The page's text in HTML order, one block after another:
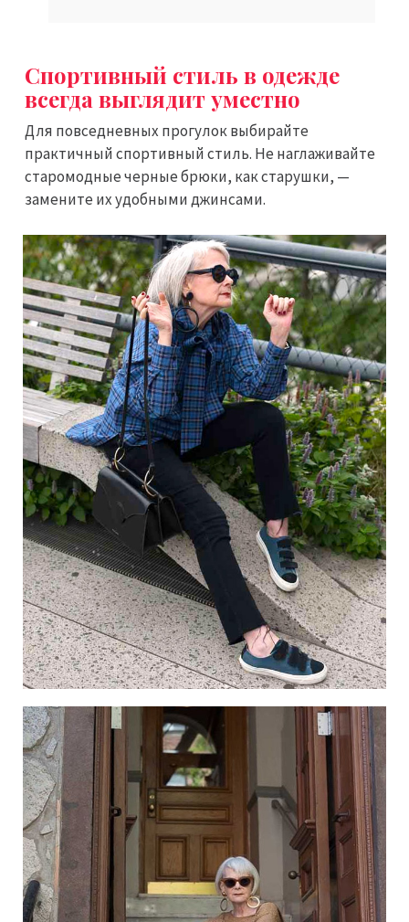
Спортивный стиль в одежде
всегда выглядит уместно
Для повседневных прогулок выбирайте
практичный спортивный стиль. Не наглаживайте
старомодные черные брюки, как старушки, —
замените их удобными джинсами.